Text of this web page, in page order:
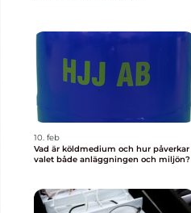
10. feb
Vad är köldmedium och hur påverkar
valet både anläggningen och miljön?